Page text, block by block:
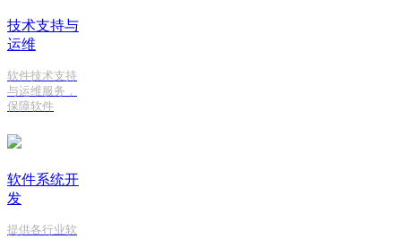
技术支持与
运维
软件技术支持
与运维服务，
保障软件
软件系统开
发
提供各行业软